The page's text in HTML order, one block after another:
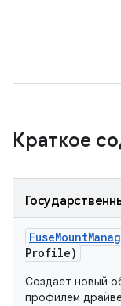
Краткое
FuseMount
Profile)
Создает новый
профилем